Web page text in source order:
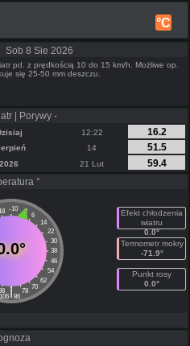
°C
Sob 8 Sie 2026
pd. z prędkością 10 do 15 km/h. Możliwe op.
się 25-50 mm deszczu.
| Porywy -
12:22
16.2
14
51.5
2026 21 Lut
59.4
°
-10 -2
6
14
22
30
38
46
54
62
70
78
|86
Efekt chłodzenia
wiatru
0.0°
Termometr mokry
-71.9°
Punkt rosy
0.0°